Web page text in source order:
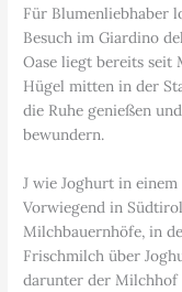
Für Blumenliebhaber
Besuch im Giardino
Oase liegt bereits seit
Hügel mitten in der
die Ruhe genießen
bewundern.
J wie Joghurt in
Vorwiegend in
Milchbauernhöfe, in
Frischmilch über
darunter der Milchhof